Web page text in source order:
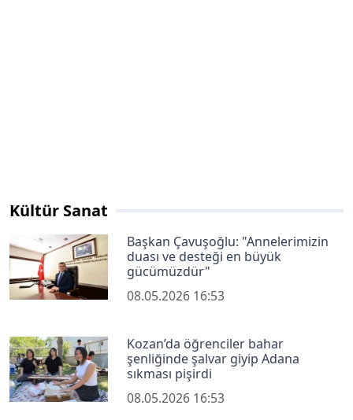
Kültür Sanat
Başkan Çavuşoğlu: "Annelerimizin
duası ve desteği en büyük
gücümüzdür"
08.05.2026 16:53
Kozan’da öğrenciler bahar
şenliğinde şalvar giyip Adana
sıkması pişirdi
08.05.2026 16:53